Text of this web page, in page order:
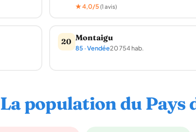
★ 4,0/5 (1 avis)
20 Montaigu
85 · Vendée20 754 hab.
La population du Pays